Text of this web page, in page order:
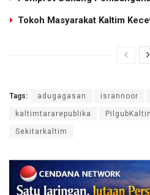
Tokoh Masyarakat Kaltim
Tags: adugagasan isrannoor
kaltimtararepublika
Sekitarkaltim